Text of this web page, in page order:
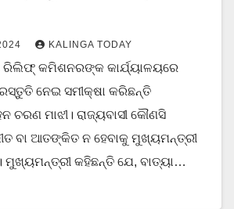
KALINGA TODAY
କମିଶନରଙ୍କ କାର୍ଯ୍ୟାଳୟରେ
ନେଇ ସମୀକ୍ଷା କରିଛନ୍ତି
ଚରଣ ମାଝୀ। ରାଜ୍ୟବାସୀ କୌଣସି
ବା ଆତଙ୍କିତ ନ ହେବାକୁ ମୁଖ୍ୟମନ୍ତ୍ରୀ
କହିଛନ୍ତି ଯେ, ବାତ୍ୟା…